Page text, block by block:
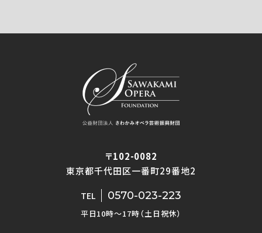
〒102-0082
東京都千代田区一番町29番地2
TEL 0570-023-223
平日10時〜17時（土日祝休）